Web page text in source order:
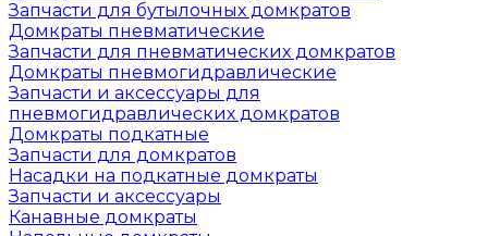
Запчасти для бутылочных домкратов
Домкраты пневматические
Запчасти для пневматических домкратов
Домкраты пневмогидравлические
Запчасти и аксессуары для
пневмогидравлических домкратов
Домкраты подкатные
Запчасти для домкратов
Насадки на подкатные домкраты
Запчасти и аксессуары
Канавные домкраты